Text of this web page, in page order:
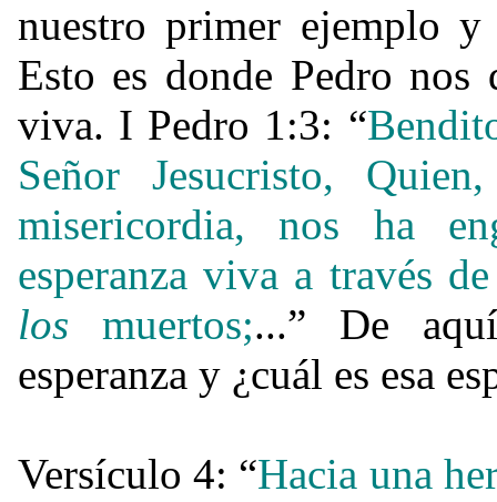
nuestro primer ejemplo
Esto es donde Pedro nos
viva. I Pedro 1:3: “
Señor Jesucristo,
misericordia, nos ha
esperanza viva a través
los muertos;...” De
esperanza y ¿cuál es esa
Versículo 4: “Hacia una